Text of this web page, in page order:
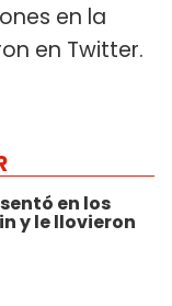
en la
en Twitter.
en los
y le llovieron